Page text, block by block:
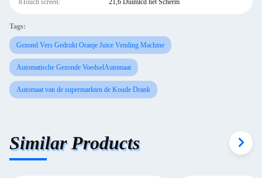
8Touch screen: 21,6 Duimlcd het Scherm
Tags:
Gezond Vers Gedrukt Oranje Juice Vending Machine
Automatische Gezonde VoedselAutomaat
Automaat van de supermarkten de Koude Drank
Similar Products